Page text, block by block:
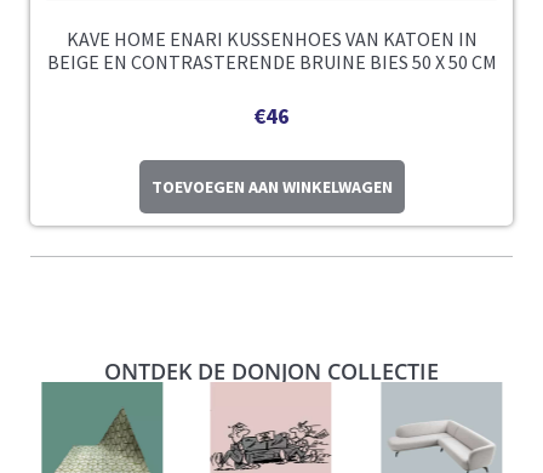
KAVE HOME ENARI KUSSENHOES VAN KATOEN IN
BEIGE EN CONTRASTERENDE BRUINE BIES 50 X 50 CM
€46
TOEVOEGEN AAN WINKELWAGEN
ONTDEK DE DONJON COLLECTIE